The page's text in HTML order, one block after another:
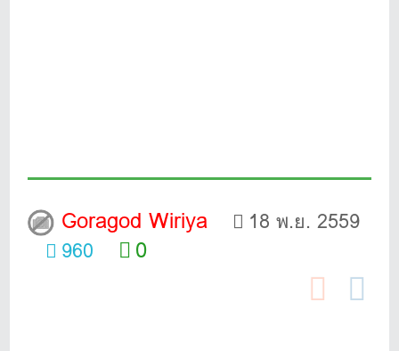
Goragod Wiriya
18 พ.ย. 2559
960
0